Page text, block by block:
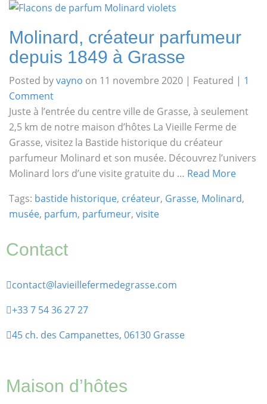
Molinard, créateur parfumeur
depuis 1849 à Grasse
Posted byvayno on 11 novembre 2020 | Featured | 1
Comment
Juste à l’entrée du centre ville de Grasse, à seulement
2,5 km de notre maison d’hôtes La Vieille Ferme de
Grasse, visitez la Bastide historique du créateur
parfumeur Molinard et son musée. Découvrez l’univers
Molinard lors d’une visite gratuite du … Read More
Tags: bastide historique, créateur, Grasse, Molinard,
musée, parfum, parfumeur, visite
Contact
contact@lavieillefermedegrasse.com
+33 7 54 36 27 27
45 ch. des Campanettes, 06130 Grasse
Maison d’hôtes